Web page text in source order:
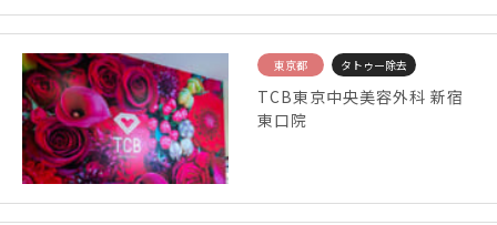
東京都 タトゥー除去
TCB東京中央美容外科 新宿
東口院